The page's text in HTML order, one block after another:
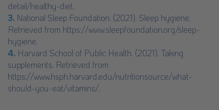
detail/healthy-diet.
3. National Sleep Foundation. (2021). Sleep hygiene.
Retrieved from https://www.sleepfoundation.org/sleep-
hygiene.
4. Harvard School of Public Health. (2021). Taking
supplements. Retrieved from
https://www.hsph.harvard.edu/nutritionsource/what-
should-you-eat/vitamins/.